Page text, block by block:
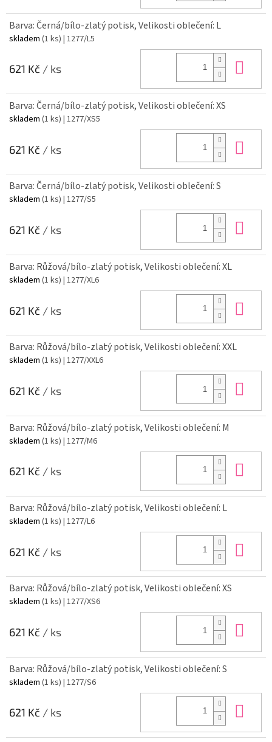
Barva: Černá/bílo-zlatý potisk, Velikosti oblečení: L
skladem (1 ks) | 1277/L5
621 Kč / ks
Barva: Černá/bílo-zlatý potisk, Velikosti oblečení: XS
skladem (1 ks) | 1277/XS5
621 Kč / ks
Barva: Černá/bílo-zlatý potisk, Velikosti oblečení: S
skladem (1 ks) | 1277/S5
621 Kč / ks
Barva: Růžová/bílo-zlatý potisk, Velikosti oblečení: XL
skladem (1 ks) | 1277/XL6
621 Kč / ks
Barva: Růžová/bílo-zlatý potisk, Velikosti oblečení: XXL
skladem (1 ks) | 1277/XXL6
621 Kč / ks
Barva: Růžová/bílo-zlatý potisk, Velikosti oblečení: M
skladem (1 ks) | 1277/M6
621 Kč / ks
Barva: Růžová/bílo-zlatý potisk, Velikosti oblečení: L
skladem (1 ks) | 1277/L6
621 Kč / ks
Barva: Růžová/bílo-zlatý potisk, Velikosti oblečení: XS
skladem (1 ks) | 1277/XS6
621 Kč / ks
Barva: Růžová/bílo-zlatý potisk, Velikosti oblečení: S
skladem (1 ks) | 1277/S6
621 Kč / ks